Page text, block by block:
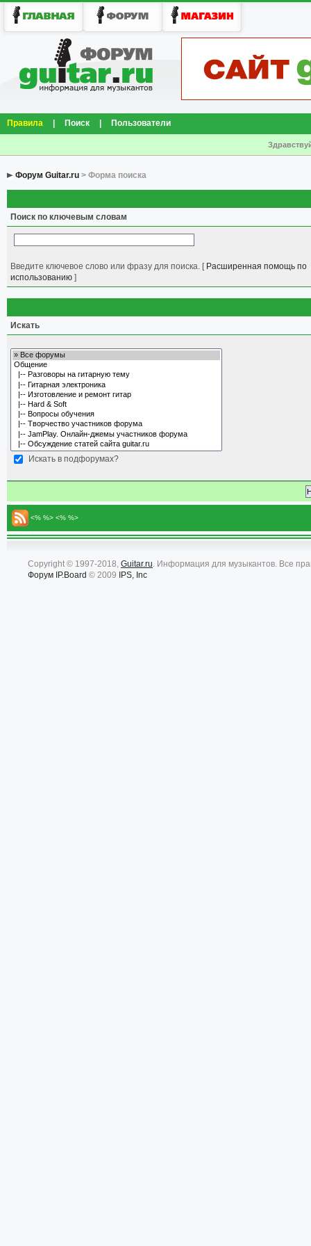
Правила Поиск Пользователи
Форум Guitar.ru > Форма поиска
Поиск по ключевым словам
Введите ключевое слово или фразу для поиска. [ Расширенная помощь по
использованию ]
Искать
Искать в подфорумах?
<% %> <% %>
Copyright © 1997-2018, Guitar.ru. Информация для музыкантов. Все
Форум IP.Board © 2009 IPS, Inc